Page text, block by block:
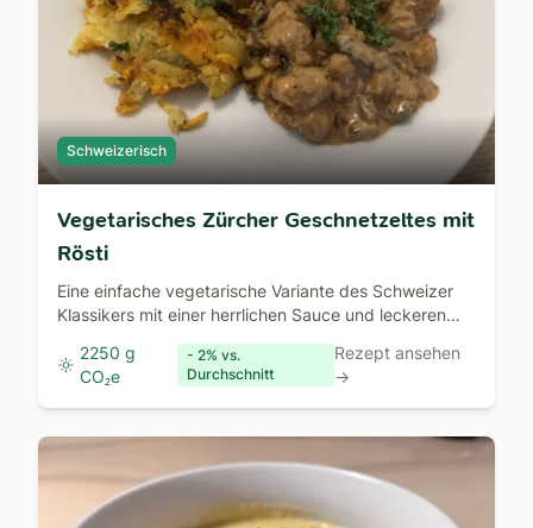
Schweizerisch
Vegetarisches Zürcher Geschnetzeltes mit
Rösti
Eine einfache vegetarische Variante des Schweizer
Klassikers mit einer herrlichen Sauce und leckeren
2250 g
CO₂e
- 2% vs.
Durchschnitt
Rezept ansehen
→